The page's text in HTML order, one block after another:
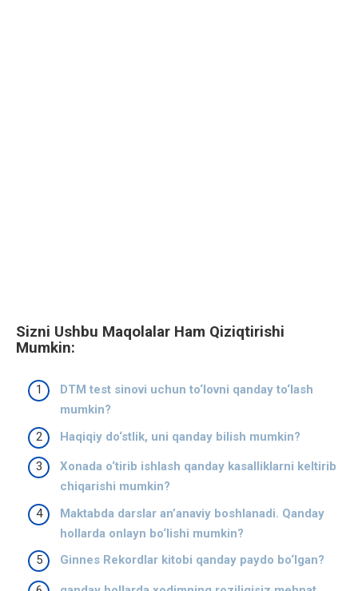
Sizni Ushbu Maqolalar Ham Qiziqtirishi
Mumkin:
DTM test sinovi uchun to‘lovni qanday to‘lash
mumkin?
Haqiqiy do‘stlik, uni qanday bilish mumkin?
Xonada o‘tirib ishlash qanday kasalliklarni keltirib
chiqarishi mumkin?
Maktabda darslar an’anaviy boshlanadi. Qanday
hollarda onlayn bo‘lishi mumkin?
Ginnes Rekordlar kitobi qanday paydo bo‘lgan?